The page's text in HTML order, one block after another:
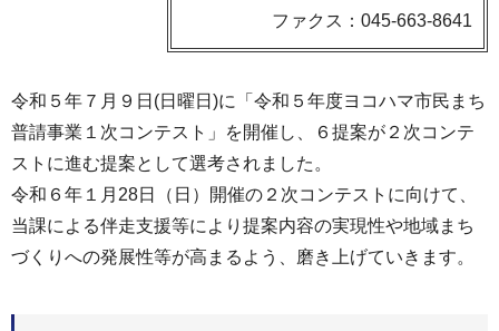
ファクス：045-663-8641
令和５年７月９日(日曜日)に「令和５年度ヨコハマ市民まち
普請事業１次コンテスト」を開催し、６提案が２次コンテ
ストに進む提案として選考されました。
令和６年１月28日（日）開催の２次コンテストに向けて、
当課による伴走支援等により提案内容の実現性や地域まち
づくりへの発展性等が高まるよう、磨き上げていきます。